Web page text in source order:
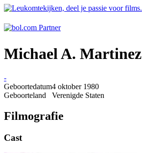
Michael A. Martinez
-
Geboortedatum4 oktober 1980
Geboorteland
Verenigde Staten
Filmografie
Cast